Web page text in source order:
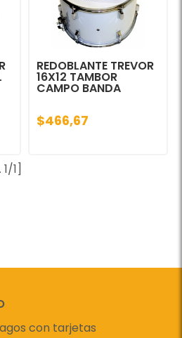
REDOBLANTE TREVOR
16X12 TAMBOR
CAMPO BANDA
$466,67
1]
con tarjetas